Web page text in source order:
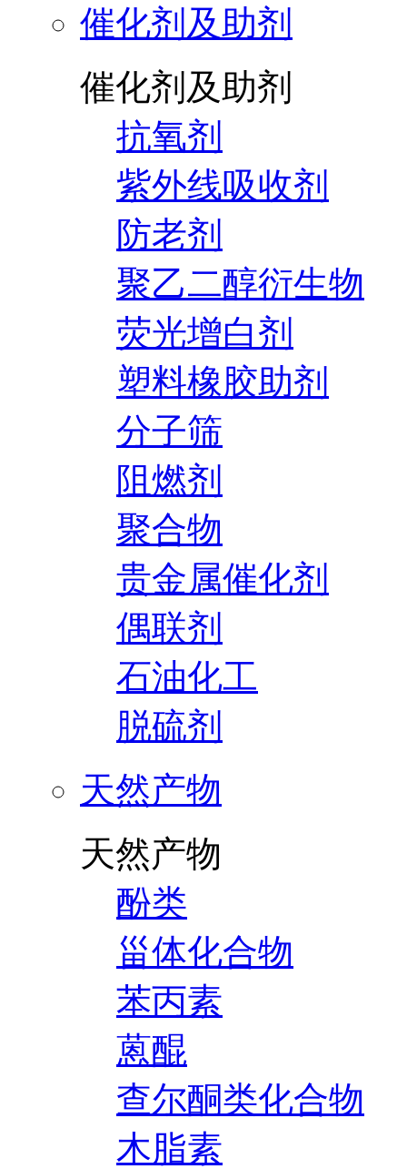
催化剂及助剂
催化剂及助剂
抗氧剂
紫外线吸收剂
防老剂
聚乙二醇衍生物
荧光增白剂
塑料橡胶助剂
分子筛
阻燃剂
聚合物
贵金属催化剂
偶联剂
石油化工
脱硫剂
天然产物
天然产物
酚类
甾体化合物
苯丙素
蒽醌
查尔酮类化合物
木脂素